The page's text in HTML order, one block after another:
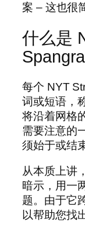
案 – 这也很
什么是
每个 NYT
词或短语，
将沿着网格
需要注意的
须始于或结
从本质上讲
暗示，用一
题。由于它
以帮助您找